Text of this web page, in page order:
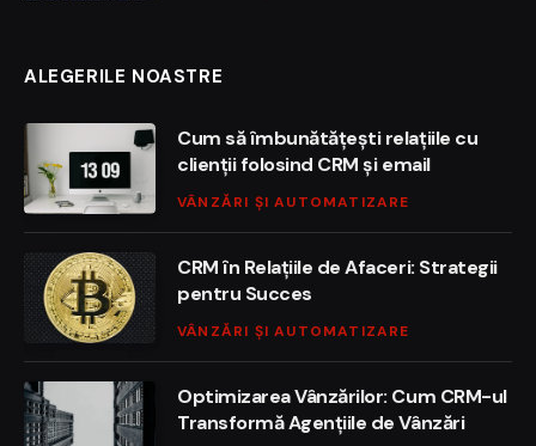
ALEGERILE NOASTRE
Cum să îmbunătățești relațiile cu
clienții folosind CRM și email
VÂNZĂRI ȘI AUTOMATIZARE
CRM în Relațiile de Afaceri: Strategii
pentru Succes
VÂNZĂRI ȘI AUTOMATIZARE
Optimizarea Vânzărilor: Cum CRM-ul
Transformă Agențiile de Vânzări